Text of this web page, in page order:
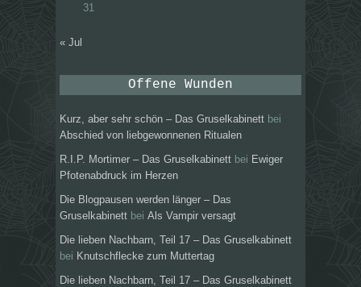
31
« Jul
Offene Wunden
Kurz, aber sehr schön – Das Gruselkabinett bei
Abschied von liebgewonnenen Ritualen
R.I.P. Mortimer – Das Gruselkabinett bei Ewiger
Pfotenabdruck im Herzen
Die Blogpausen werden länger – Das
Gruselkabinett bei Als Vampir versagt
Die lieben Nachbarn, Teil 17 – Das Gruselkabinett
bei Knutschflecke zum Muttertag
Die lieben Nachbarn, Teil 17 – Das Gruselkabinett